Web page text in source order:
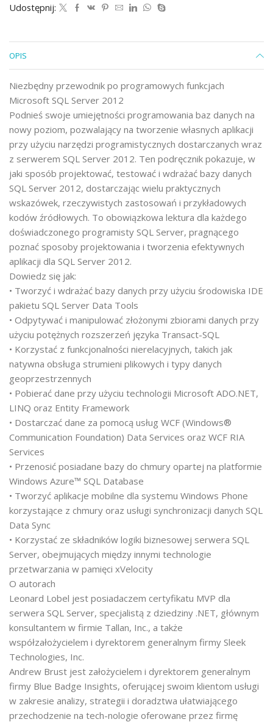
Udostępnij:
OPIS
Niezbędny przewodnik po programowych funkcjach
Microsoft SQL Server 2012
Podnieś swoje umiejętności programowania baz danych na
nowy poziom, pozwalający na tworzenie własnych aplikacji
przy użyciu narzędzi programistycznych dostarczanych wraz
z serwerem SQL Server 2012. Ten podręcznik pokazuje, w
jaki sposób projektować, testować i wdrażać bazy danych
SQL Server 2012, dostarczając wielu praktycznych
wskazówek, rzeczywistych zastosowań i przykładowych
kodów źródłowych. To obowiązkowa lektura dla każdego
doświadczonego programisty SQL Server, pragnącego
poznać sposoby projektowania i tworzenia efektywnych
aplikacji dla SQL Server 2012.
Dowiedz się jak:
• Tworzyć i wdrażać bazy danych przy użyciu środowiska IDE
pakietu SQL Server Data Tools
• Odpytywać i manipulować złożonymi zbiorami danych przy
użyciu potężnych rozszerzeń języka Transact-SQL
• Korzystać z funkcjonalności nierelacyjnych, takich jak
natywna obsługa strumieni plikowych i typy danych
geoprzestrzennych
• Pobierać dane przy użyciu technologii Microsoft ADO.NET,
LINQ oraz Entity Framework
• Dostarczać dane za pomocą usług WCF (Windows®
Communication Foundation) Data Services oraz WCF RIA
Services
• Przenosić posiadane bazy do chmury opartej na platformie
Windows Azure™ SQL Database
• Tworzyć aplikacje mobilne dla systemu Windows Phone
korzystające z chmury oraz usługi synchronizacji danych SQL
Data Sync
• Korzystać ze składników logiki biznesowej serwera SQL
Server, obejmujących między innymi technologie
przetwarzania w pamięci xVelocity
O autorach
Leonard Lobel jest posiadaczem certyfikatu MVP dla
serwera SQL Server, specjalistą z dziedziny .NET, głównym
konsultantem w firmie Tallan, Inc., a także
współzałożycielem i dyrektorem generalnym firmy Sleek
Technologies, Inc.
Andrew Brust jest założycielem i dyrektorem generalnym
firmy Blue Badge ­Insights, oferującej swoim klientom usługi
w zakresie analizy, strategii i doradztwa ułatwiającego
przechodzenie na tech-nologie oferowane przez firmę